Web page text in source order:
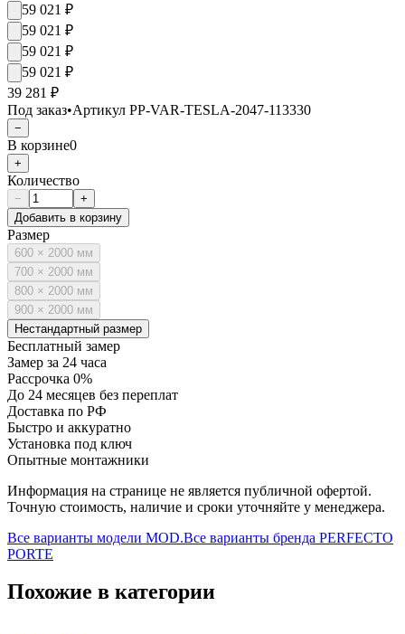
59 021 ₽
59 021 ₽
59 021 ₽
59 021 ₽
39 281 ₽
Под заказ•Артикул PP-VAR-TESLA-2047-113330
−
В корзине0
+
Количество
−
+
Добавить в корзину
Размер
600 × 2000 мм
700 × 2000 мм
800 × 2000 мм
900 × 2000 мм
Нестандартный размер
Бесплатный замер
Замер за 24 часа
Рассрочка 0%
До 24 месяцев без переплат
Доставка по РФ
Быстро и аккуратно
Установка под ключ
Опытные монтажники
Информация на странице не является публичной офертой.
Точную стоимость, наличие и сроки уточняйте у менеджера.
Все варианты модели MOD.Все варианты бренда PERFECTO
PORTE
Похожие в категории